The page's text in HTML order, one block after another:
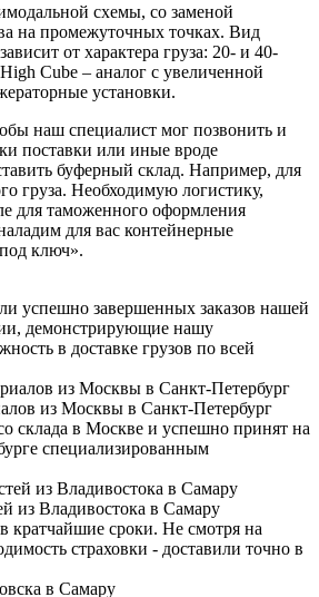
схемы, со заменой
на промежуточных точках. Вид
от характера груза: 20- и 40-
Cube – аналог с увеличенной
установки.
наш специалист мог позвонить и
поставки или иные вроде
буферный склад. Например, для
груза. Необходимую логистику,
для таможенного оформления
для вас контейнерные
ключ».
успешно завершенных заказов нашей
демонстрирующие нашу
в доставке грузов по всей
из Москвы в Санкт-Петербург
склада в Москве и успешно принят на
специализированным
из Владивостока в Самару
кратчайшие сроки. Не смотря на
страховки - доставили точно в